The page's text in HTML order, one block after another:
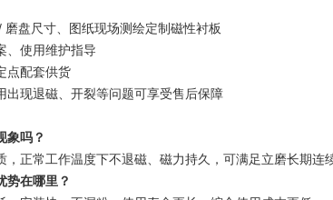
盘尺寸、图纸现场测绘定制磁性衬板
、使用维护指导
点配套供货
出现退磁、开裂等问题可享受售后保障
象吗？
正常工作温度下不退磁、磁力持久，可满足立磨长期连
势在哪里？